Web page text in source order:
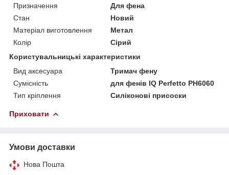
Призначення
Для фена
Стан
Новий
Матеріал виготовлення
Метал
Колір
Сірий
Користувальницькі характеристики
Вид аксесуара
Тримач фену
Сумісність
для фенів IQ Perfetto PH6060
Тип кріплення
Силіконові присоски
Приховати
Умови доставки
Нова Пошта